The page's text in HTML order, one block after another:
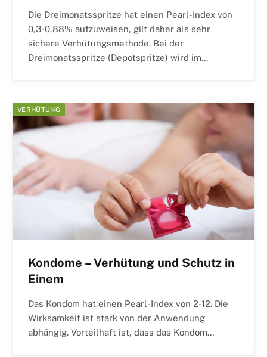
Die Dreimonatsspritze hat einen Pearl-Index von
0,3-0,88% aufzuweisen, gilt daher als sehr
sichere Verhütungsmethode. Bei der
Dreimonatsspritze (Depotspritze) wird im…
VERHÜTUNG
Kondome – Verhütung und Schutz in
Einem
Das Kondom hat einen Pearl-Index von 2-12. Die
Wirksamkeit ist stark von der Anwendung
abhängig. Vorteilhaft ist, dass das Kondom…